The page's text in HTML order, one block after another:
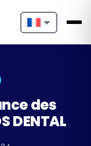
Nederlands
Français
Deutsch
des
DENTAL